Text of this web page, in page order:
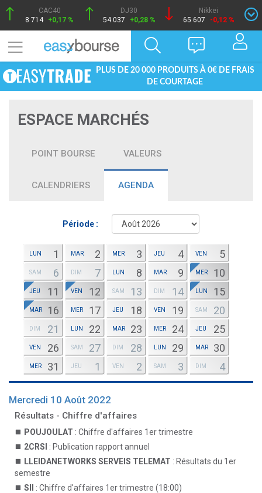
CAC40
8 714 +0,17 %
DJ30
54 037
+0,28 %
Nikkei
65 607
-0,12 %
PLUS DE 20 000 PRODUITS À 0€ DE FRAIS
DE COURTAGE
ESPACE MARCHÉS
POINT BOURSE VALEURS
CALENDRIERS AGENDA
Période :
LUN 1 MAR 2 MER 3 JEU 4 VEN 5
SAM 6 DIM 7 LUN 8 MAR 9 MER 10
JEU 11 VEN 12 SAM 13 DIM 14 LUN 15
MAR 16 MER 17 JEU 18 VEN 19 SAM 20
DIM 21 LUN 22 MAR 23 MER 24 JEU 25
VEN 26 SAM 27 DIM 28 LUN 29 MAR 30
MER 31 JEU 1 VEN 2 SAM 3 DIM 4
Mercredi 10 Août 2022
Résultats - Chiffre d'affaires
POUJOULAT : Chiffre d'affaires 1er trimestre
2CRSI : Publication rapport annuel
LLEIDANETWORKS SERVEIS TELEMAT : Résultats du 1er
semestre
SII
: Chiffre d'affaires 1er trimestre (18:00)